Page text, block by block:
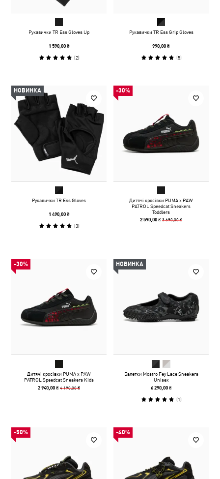
Рукавички TR Ess Gloves Up
1 590,00 ₴
(2)
Рукавички TR Ess Grip Gloves
990,00 ₴
(5)
НОВИНКА
Рукавички TR Ess Gloves
1 490,00 ₴
(3)
-30%
Дитячі кросівки PUMA x PAW
PATROL Speedcat Sneakers
Toddlers
2 590,00 ₴3 690,00 ₴
-30%
Дитячі кросівки PUMA x PAW
PATROL Speedcat Sneakers Kids
2 940,00 ₴4 190,00 ₴
НОВИНКА
Балетки Mostro Fey Lace Sneakers
Unisex
6 290,00 ₴
(1)
-50% -40%